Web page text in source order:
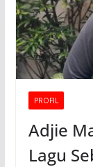
PROFIL
Adjie
Lagu